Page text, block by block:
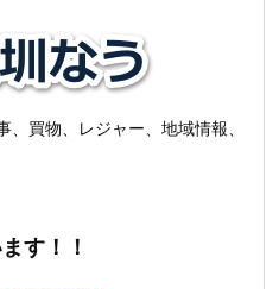
買物、レジャー、地域情報、
す！！